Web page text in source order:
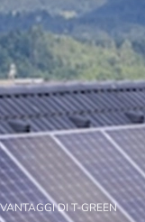
DI T-GREEN